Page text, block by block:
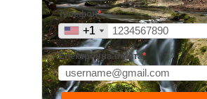
Телефон*
+1
+1
Електронна пошта*